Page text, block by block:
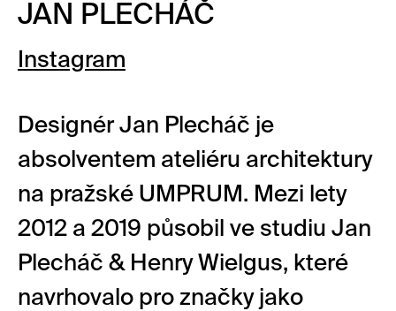
JAN PLECHÁČ
Instagram
Designér Jan Plecháč je
absolventem ateliéru architektury
na pražské UMPRUM. Mezi lety
2012 a 2019 působil ve studiu Jan
Plecháč & Henry Wielgus, které
navrhovalo pro značky jako